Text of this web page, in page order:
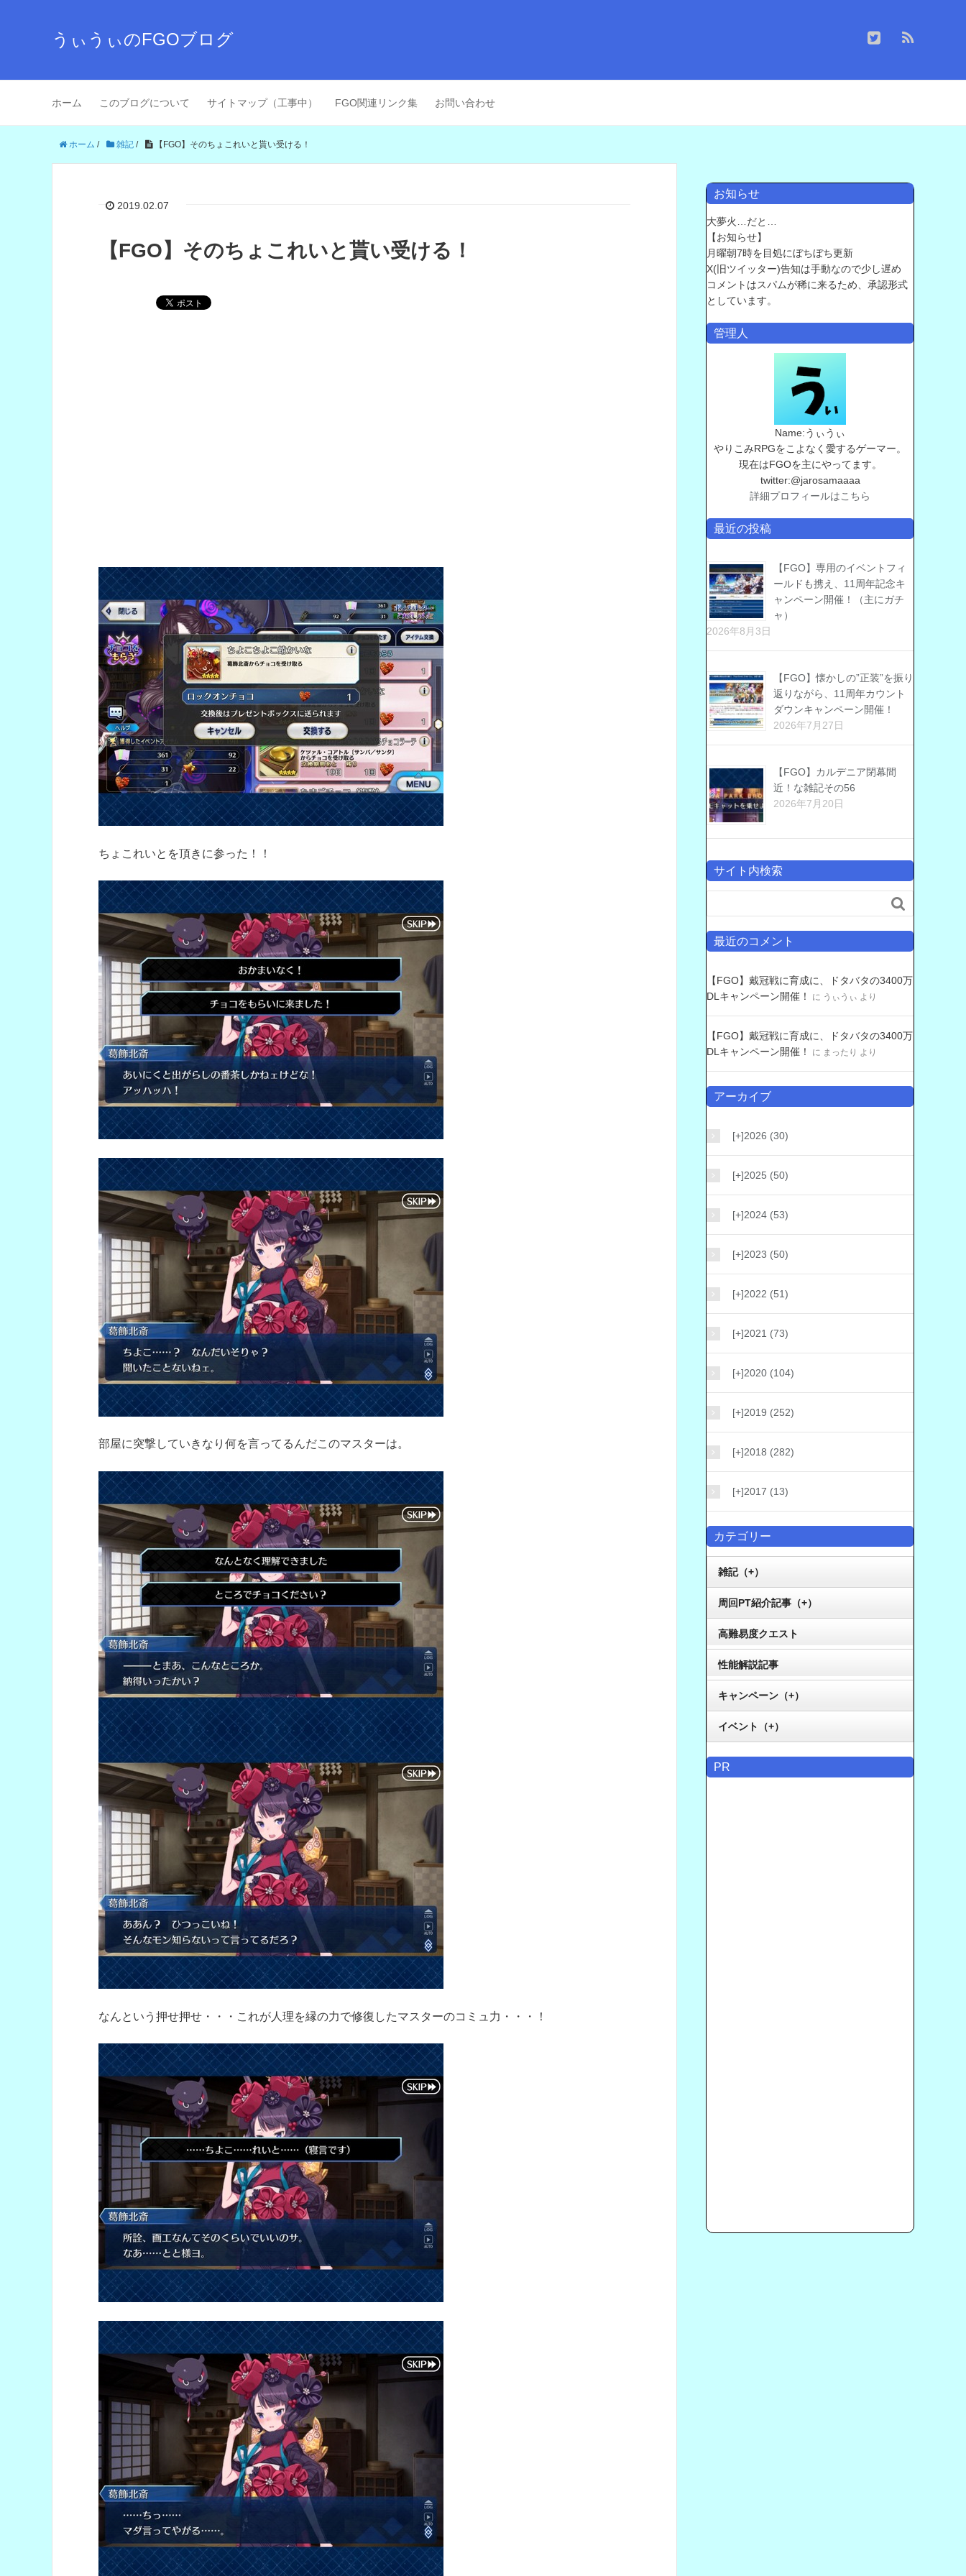
うぃうぃのFGOブログ
ホーム このブログについて サイトマップ（工事中） FGO関連リンク集 お問い合わせ
ホーム / 雑記 / 【FGO】そのちょこれいと貰い受ける！
2019.02.07
【FGO】そのちょこれいと貰い受ける！
ちょこれいとを頂きに参った！！
部屋に突撃していきなり何を言ってるんだこのマスターは。
なんという押せ押せ・・・これが人理を縁の力で修復したマスターのコミュ力・・・！
お知らせ
大夢火…だと…
【お知らせ】
月曜朝7時を目処にぼちぼち更新
X(旧ツイッター)告知は手動なので少し遅め
コメントはスパムが稀に来るため、承認形式
としています。
管理人
Name:うぃうぃ
やりこみRPGをこよなく愛するゲーマー。
現在はFGOを主にやってます。
twitter:@jarosamaaaa
詳細プロフィールはこちら
最近の投稿
【FGO】専用のイベントフィ
ールドも携え、11周年記念キ
ャンペーン開催！（主にガチ
ャ）
2026年8月3日
【FGO】懐かしの”正装”を振り
返りながら、11周年カウント
ダウンキャンペーン開催！
2026年7月27日
【FGO】カルデニア閉幕間
近！な雑記その56
2026年7月20日
サイト内検索

最近のコメント
【FGO】戴冠戦に育成に、ドタバタの3400万
DLキャンペーン開催！
に うぃうぃ より
【FGO】戴冠戦に育成に、ドタバタの3400万
DLキャンペーン開催！
に まったり より
アーカイブ
[+]2026 (30)
[+]2025 (50)
[+]2024 (53)
[+]2023 (50)
[+]2022 (51)
[+]2021 (73)
[+]2020 (104)
[+]2019 (252)
[+]2018 (282)
[+]2017 (13)
カテゴリー
雑記（+）
周回PT紹介記事（+）
高難易度クエスト
性能解説記事
キャンペーン（+）
イベント（+）
PR